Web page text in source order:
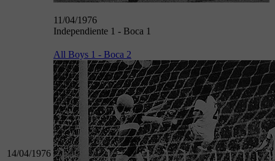
11/04/1976
Independiente 1 - Boca 1
14/04/1976
All Boys 1 - Boca 2